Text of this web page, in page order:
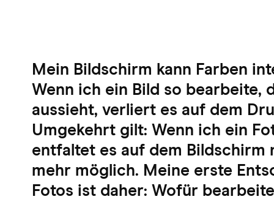
Mein Bildschirm kann Farben
Wenn ich ein Bild so bearbeite,
aussieht, verliert es auf dem
Umgekehrt gilt: Wenn ich ein
entfaltet es auf dem Bildschirm
mehr möglich. Meine erste
Fotos ist daher: Wofür